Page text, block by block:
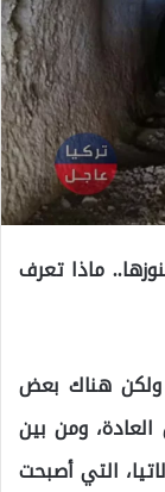
ماذا تعرف
ولكن هناك بعض
ومن بين
التي أصبحت